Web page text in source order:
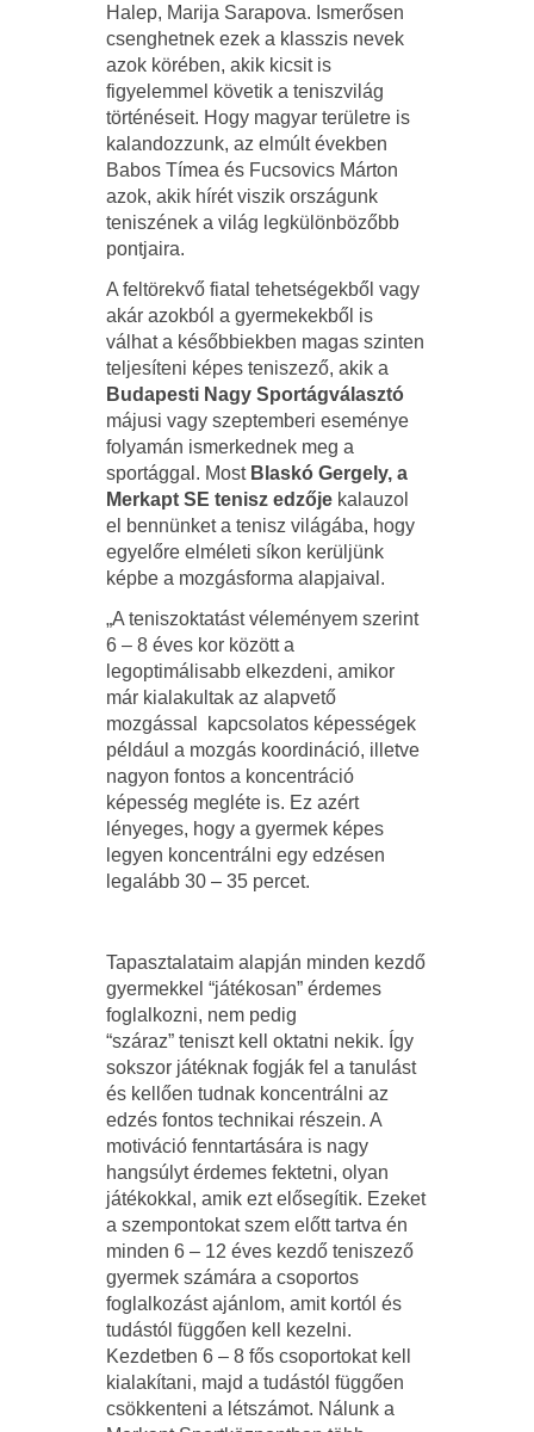
Halep, Marija Sarapova. Ismerősen
csenghetnek ezek a klasszis nevek
azok körében, akik kicsit is
figyelemmel követik a teniszvilág
történéseit. Hogy magyar területre is
kalandozzunk, az elmúlt években
Babos Tímea és Fucsovics Márton
azok, akik hírét viszik országunk
teniszének a világ legkülönbözőbb
pontjaira.
A feltörekvő fiatal tehetségekből vagy
akár azokból a gyermekekből is
válhat a későbbiekben magas szinten
teljesíteni képes teniszező, akik a
Budapesti Nagy Sportágválasztó
májusi vagy szeptemberi eseménye
folyamán ismerkednek meg a
sportággal. Most Blaskó Gergely, a
Merkapt SE tenisz edzője kalauzol
el bennünket a tenisz világába, hogy
egyelőre elméleti síkon kerüljünk
képbe a mozgásforma alapjaival.
„A teniszoktatást véleményem szerint
6 – 8 éves kor között a
legoptimálisabb elkezdeni, amikor
már kialakultak az alapvető
mozgással kapcsolatos képességek
például a mozgás koordináció, illetve
nagyon fontos a koncentráció
képesség megléte is. Ez azért
lényeges, hogy a gyermek képes
legyen koncentrálni egy edzésen
legalább 30 – 35 percet.
Tapasztalataim alapján minden kezdő
gyermekkel “játékosan” érdemes
foglalkozni, nem pedig
“száraz” teniszt kell oktatni nekik. Így
sokszor játéknak fogják fel a tanulást
és kellően tudnak koncentrálni az
edzés fontos technikai részein. A
motiváció fenntartására is nagy
hangsúlyt érdemes fektetni, olyan
játékokkal, amik ezt elősegítik. Ezeket
a szempontokat szem előtt tartva én
minden 6 – 12 éves kezdő teniszező
gyermek számára a csoportos
foglalkozást ajánlom, amit kortól és
tudástól függően kell kezelni.
Kezdetben 6 – 8 fős csoportokat kell
kialakítani, majd a tudástól függően
csökkenteni a létszámot. Nálunk a